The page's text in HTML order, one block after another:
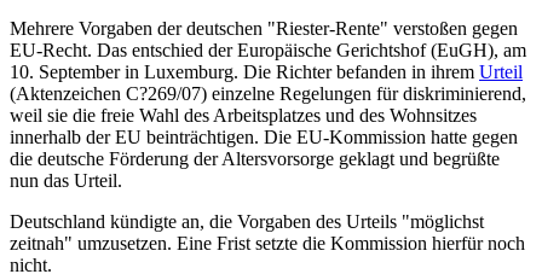
Mehrere Vorgaben der deutschen "Riester-Rente" verstoßen gegen
EU-Recht. Das entschied der Europäische Gerichtshof (EuGH), am
10. September in Luxemburg. Die Richter befanden in ihrem Urteil
(Aktenzeichen C?269/07) einzelne Regelungen für diskriminierend,
weil sie die freie Wahl des Arbeitsplatzes und des Wohnsitzes
innerhalb der EU beinträchtigen. Die EU-Kommission hatte gegen
die deutsche Förderung der Altersvorsorge geklagt und begrüßte
nun das Urteil.
Deutschland kündigte an, die Vorgaben des Urteils "möglichst
zeitnah" umzusetzen. Eine Frist setzte die Kommission hierfür noch
nicht.